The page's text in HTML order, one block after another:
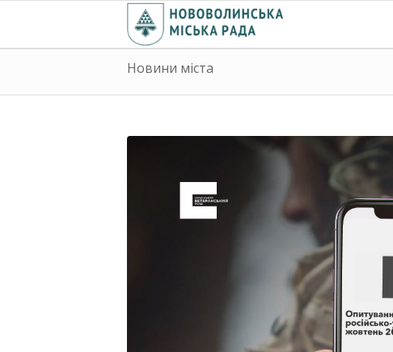
Новини міста